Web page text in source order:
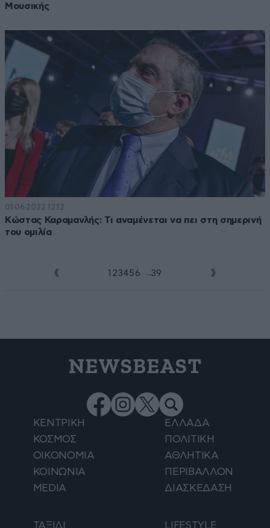
Μουσικής
01·06·2022 12:12
Κώστας Καραμανλής: Τι αναμένεται να πει στη σημερινή
του ομιλία
1 234 5 6 ...39
NEWSBEAST
ΚΕΝΤΡΙΚΗ
ΕΛΛΑΔΑ
ΚΟΣΜΟΣ
ΠΟΛΙΤΙΚΗ
ΟΙΚΟΝΟΜΙΑ
ΑΘΛΗΤΙΚΑ
ΚΟΙΝΩΝΙΑ
ΠΕΡΙΒΑΛΛΟΝ
MEDIA
ΔΙΑΣΚΕΔΑΣΗ
ΤΑΞΙΔΙ LIFESTYLE